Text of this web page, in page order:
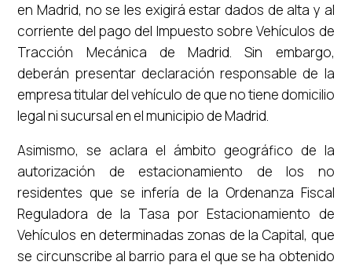
en Madrid, no se les exigirá estar dados de alta y al
corriente del pago del Impuesto sobre Vehículos de
Tracción Mecánica de Madrid. Sin embargo,
deberán presentar declaración responsable de la
empresa titular del vehículo de que no tiene domicilio
legal ni sucursal en el municipio de Madrid.
Asimismo, se aclara el ámbito geográfico de la
autorización de estacionamiento de los no
residentes que se infería de la Ordenanza Fiscal
Reguladora de la Tasa por Estacionamiento de
Vehículos en determinadas zonas de la Capital, que
se circunscribe al barrio para el que se ha obtenido